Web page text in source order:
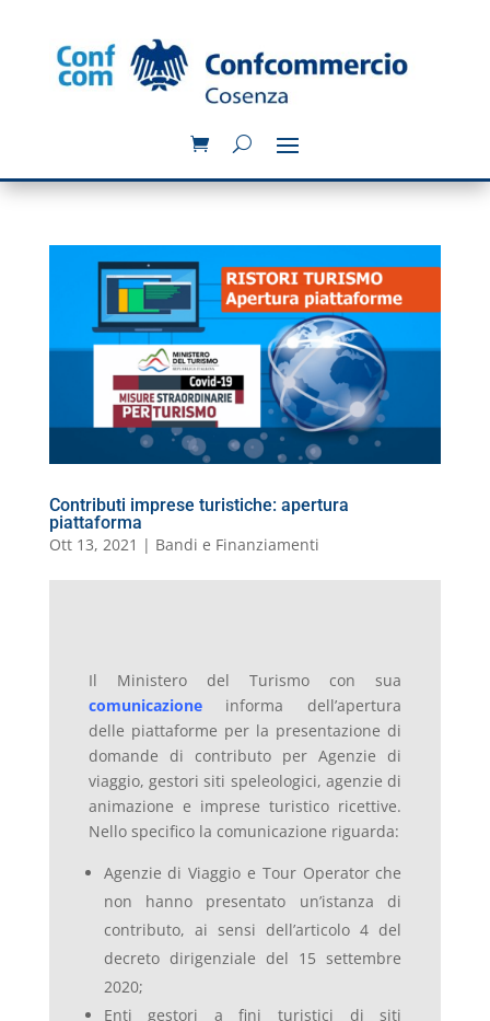
Contributi imprese turistiche: apertura
piattaforma
Ott 13, 2021 | Bandi e Finanziamenti
Il Ministero del Turismo con sua
comunicazioneinforma dell’apertura
delle piattaforme per la presentazione di
domande di contributo per Agenzie di
viaggio, gestori siti speleologici, agenzie di
animazione e imprese turistico ricettive.
Nello specifico la comunicazione riguarda:
Agenzie di Viaggio e Tour Operator che
non hanno presentato un’istanza di
contributo, ai sensi dell’articolo 4 del
decreto dirigenziale del 15 settembre
2020;
Enti gestori a fini turistici di siti